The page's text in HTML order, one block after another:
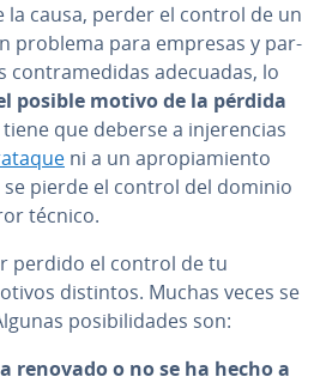
causa, perder el control de un
problema para empresas y pa­r­
co­n­tra­me­di­das adecuadas, lo
posible motivo de la pérdida
que deberse a in­je­re­n­cias
ni a un apro­pia­mie­n­to
se pierde el control del dominio
técnico.
perdido el control de tu
distintos. Muchas veces se
po­si­bi­li­da­des son:
renovado o no se ha hecho a